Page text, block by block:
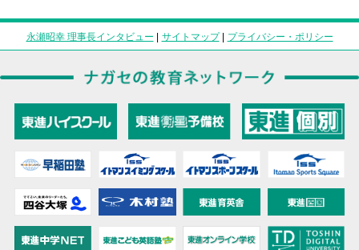
永瀬昭幸 理事長インタビュー | サイトマップ| プライバシー・ポリシー